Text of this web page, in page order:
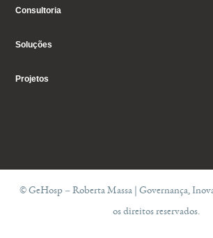
Consultoria
Soluções
Projetos
© GeHosp – Roberta Massa | Governança,
os direitos reservados.